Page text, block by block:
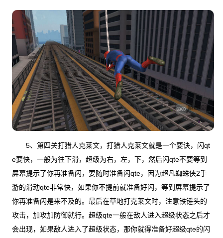
5、第四关打猎人克莱文，打猎人克莱文就是一个要诀，闪qt
e要快，一般为往下滑，超级为右，左，下，然后闪qte不要等到
屏幕提示了你再准备闪，要随时准备闪qte，因为超凡蜘蛛侠2手
游的滑动qte非常快，如果你不提前就准备好闪，等到屏幕提示了
你再准备闪是来不及的。最后在草地打克莱文时，注意铁锤头的
攻击，加攻加防御就行。超级qte一般在敌人进入超级状态之后才
会出现，如果敌人进入了超级状态，那你就得准备好超级qte的闪